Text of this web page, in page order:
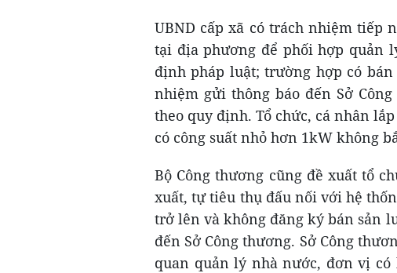
UBND cấp xã có trách nhiệm tiếp
tại địa phương để phối hợp quản
định pháp luật; trường hợp có
nhiệm gửi thông báo đến Sở
theo quy định. Tổ chức, cá nhân
có công suất nhỏ hơn 1kW không
Bộ Công thương cũng đề xuất tổ
xuất, tự tiêu thụ đấu nối với hệ
trở lên và không đăng ký bán sản
đến Sở Công thương. Sở Công
quan quản lý nhà nước, đơn vị